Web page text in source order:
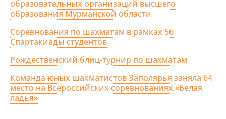
образовательных организаций высшего
образования Мурманской области
Соревнования по шахматам в рамках 56
Спартакиады студентов
Рождественский блиц-турнир по шахматам
Команда юных шахматистов Заполярья заняла 64
место на Всероссийских соревнованиях «Белая
ладья»